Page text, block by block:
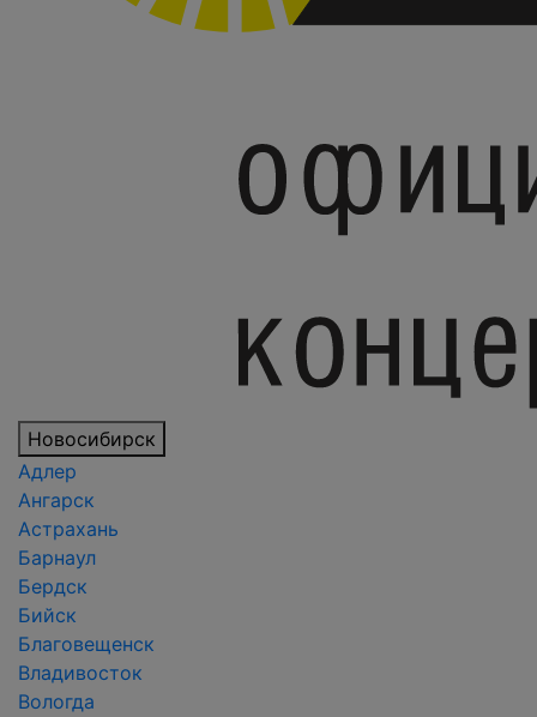
Новосибирск
Адлер
Ангарск
Астрахань
Барнаул
Бердск
Бийск
Благовещенск
Владивосток
Вологда